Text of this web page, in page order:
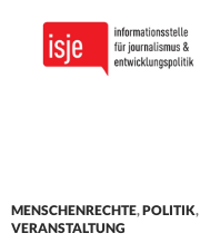
MENSCHENRECHTE,POLITIK,
VERANSTALTUNG